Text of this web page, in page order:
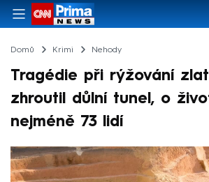
Domů Krimi Nehody
Tragédie při rýžování
zhroutil důlní tunel, o
nejméně 73 lidí